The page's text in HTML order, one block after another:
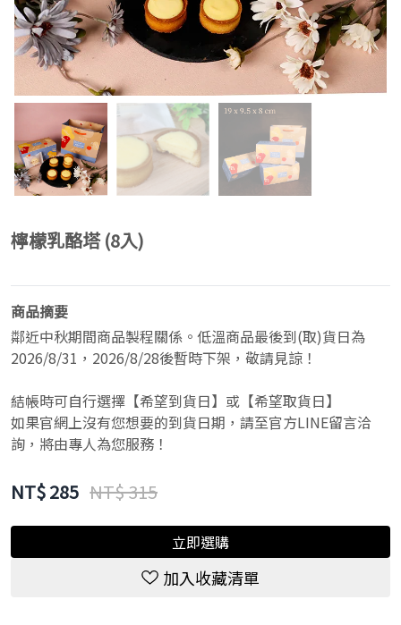
檸檬乳酪塔 (8入)
商品摘要
鄰近中秋期間商品製程關係。低溫商品最後到(取)貨日為
2026/8/31，2026/8/28後暫時下架，敬請見諒！
結帳時可自行選擇【希望到貨日】或【希望取貨日】
如果官網上沒有您想要的到貨日期，請至官方LINE留言洽
詢，將由專人為您服務！
NT$285 NT$ 315
立即選購
加入收藏清單